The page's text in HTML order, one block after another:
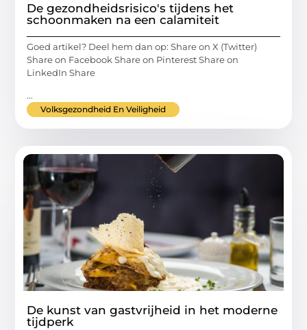
De gezondheidsrisico's tijdens het
schoonmaken na een calamiteit
Goed artikel? Deel hem dan op: Share on X (Twitter)
Share on Facebook Share on Pinterest Share on
LinkedIn Share
...
Volksgezondheid En Veiligheid
De kunst van gastvrijheid in het moderne
tijdperk